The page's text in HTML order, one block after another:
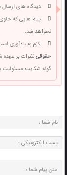
دیدگاه های
پیام هایی که
نخواهد شد.
لازم به
حقوقینظرات بر عهده
گونه شکایت مسئولیت